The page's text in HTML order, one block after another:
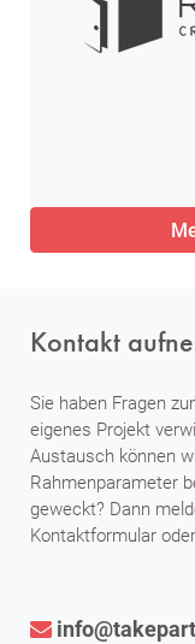
Kontakt
Sie haben Fragen
eigenes Projekt
Austausch können
Rahmenparameter
geweckt? Dann
Kontaktformular